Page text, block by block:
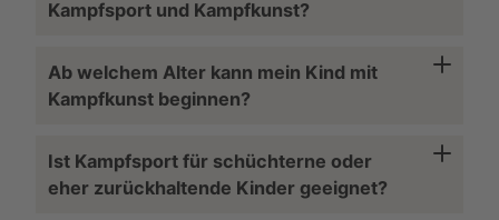
Kampfsport und Kampfkunst?
Ab welchem Alter kann mein Kind mit
Kampfkunst beginnen?
Ist Kampfsport für schüchterne oder
eher zurückhaltende Kinder geeignet?